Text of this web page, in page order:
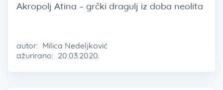
Akropolj Atina – grčki dragulj iz doba neolita
autor: Milica Nedeljković
ažurirano: 20.03.2020.